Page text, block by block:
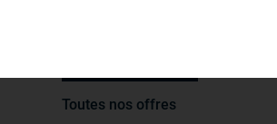
Toutes nos offres